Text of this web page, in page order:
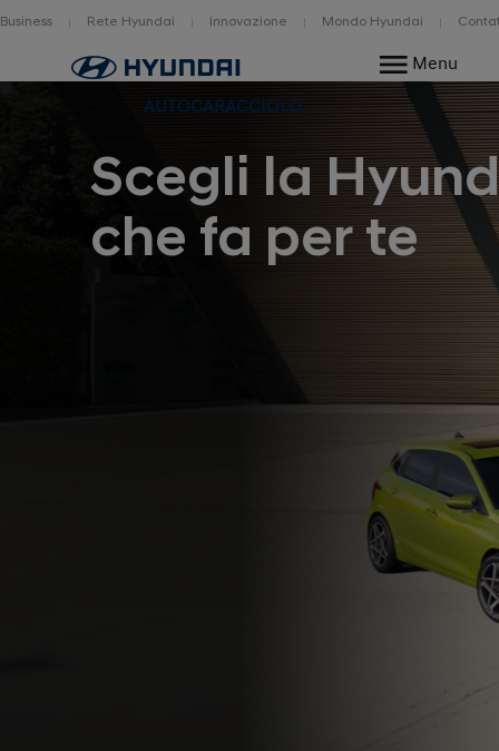
Business Rete Hyundai Innovazione Mondo Hyundai
Home
AUTOCARACCIOLO
Menu
Scegli la
che fa per te